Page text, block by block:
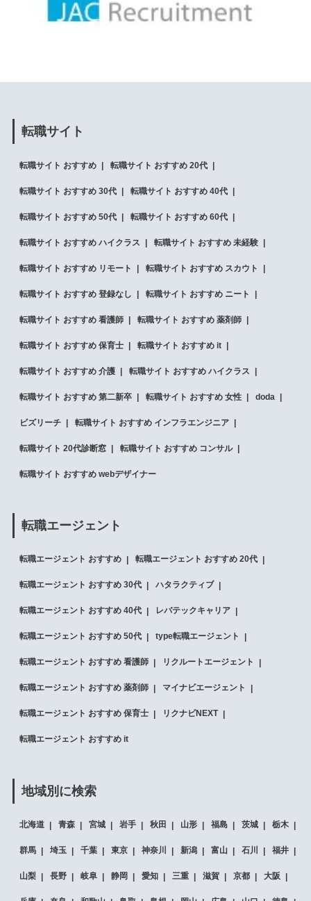
転職サイト
転職サイト おすすめ 転職サイト おすすめ 20代
転職サイト おすすめ 30代 転職サイト おすすめ 40代
転職サイト おすすめ 50代 転職サイト おすすめ 60代
転職サイト おすすめ ハイクラス 転職サイト おすすめ 未経験
転職サイト おすすめ リモート 転職サイト おすすめ スカウト
転職サイト おすすめ 登録なし 転職サイト おすすめ ニート
転職サイト おすすめ 看護師 転職サイト おすすめ 薬剤師
転職サイト おすすめ 保育士 転職サイト おすすめ it
転職サイト おすすめ 介護 転職サイト おすすめ ハイクラス
転職サイト おすすめ 第二新卒 転職サイト おすすめ 女性 doda
ビズリーチ 転職サイト おすすめ インフラエンジニア
転職サイト 20代診断窓 転職サイト おすすめ コンサル
転職サイト おすすめ webデザイナー
転職エージェント
転職エージェント おすすめ 転職エージェント おすすめ 20代
転職エージェント おすすめ 30代 ハタラクティブ
転職エージェント おすすめ 40代 レバテックキャリア
転職エージェント おすすめ 50代 type転職エージェント
転職エージェント おすすめ 看護師 リクルートエージェント
転職エージェント おすすめ 薬剤師 マイナビエージェント
転職エージェント おすすめ 保育士 リクナビNEXT
転職エージェント おすすめ it
地域別に検索
北海道 青森 宮城 岩手 秋田 山形 福島 茨城 栃木
群馬 埼玉 千葉 東京 神奈川 新潟 富山 石川 福井
山梨 長野 岐阜 静岡 愛知 三重 滋賀 京都 大阪